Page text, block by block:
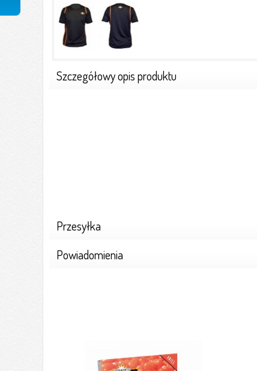
Szczegółowy opis produktu
Przesyłka
Powiadomienia